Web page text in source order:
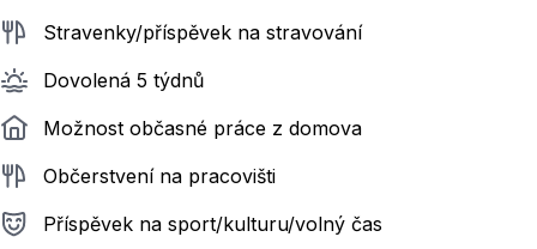
Stravenky/příspěvek na stravování
Dovolená 5 týdnů
Možnost občasné práce z domova
Občerstvení na pracovišti
Příspěvek na sport/kulturu/volný čas